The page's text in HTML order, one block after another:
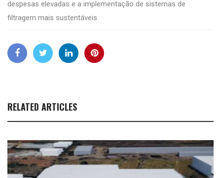
despesas elevadas e a implementação de sistemas de
filtragem mais sustentáveis.
RELATED ARTICLES